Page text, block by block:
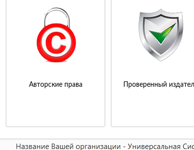
Авторские права Проверенный